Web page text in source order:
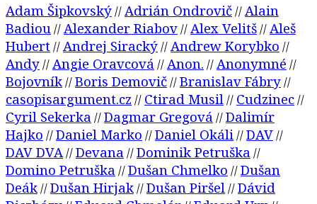
Adam Šipkovský// Adrián Ondrovič// Alain
Badiou // Alexander Riabov// Alex Velitš// Aleš
Hubert // Andrej Siracký// Andrew Korybko //
Andy// Angie Oravcová // Anon. // Anonymné //
Bojovník//Boris Demovič//Branislav Fábry//
casopisargument.cz // Ctirad Musil // Cudzinec//
Cyril Sekerka //Dagmar Gregová //Dalimír
Hajko //Daniel Marko //Daniel Okáli //DAV//
DAV DVA//Devana //Dominik Petruška //
Domino Petruška //Dušan Chmelko //Dušan
Deák//Dušan Hirjak//Dušan Piršel //Dávid